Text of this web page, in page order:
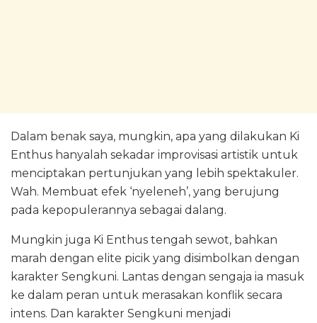
Dalam benak saya, mungkin, apa yang dilakukan Ki
Enthus hanyalah sekadar improvisasi artistik untuk
menciptakan pertunjukan yang lebih spektakuler.
Wah. Membuat efek ‘nyeleneh’, yang berujung
pada kepopulerannya sebagai dalang.
Mungkin juga Ki Enthus tengah sewot, bahkan
marah dengan elite picik yang disimbolkan dengan
karakter Sengkuni. Lantas dengan sengaja ia masuk
ke dalam peran untuk merasakan konflik secara
intens. Dan karakter Sengkuni menjadi